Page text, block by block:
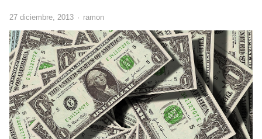
27 diciembre, 2013 Author
ramon